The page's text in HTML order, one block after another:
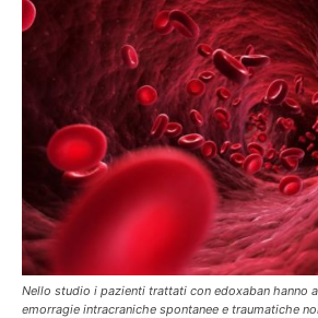
Nello studio i pazienti trattati con edoxaban hanno
emorragie intracraniche spontanee e traumatiche